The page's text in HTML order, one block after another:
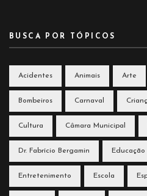
BUSCA POR TÓPICOS
Acidentes Animais Arte
Bombeiros Carnaval
Cultura Câmara Municipal
Dr. Fabrício Bergamin Educação
Entretenimento Escola